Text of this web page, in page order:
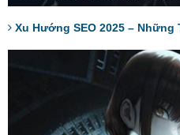
AI và tìm kiếm bằng
Xu Hướng SEO 2025 –